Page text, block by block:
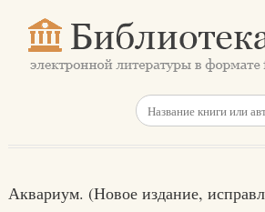
Аквариум. (Новое издание,